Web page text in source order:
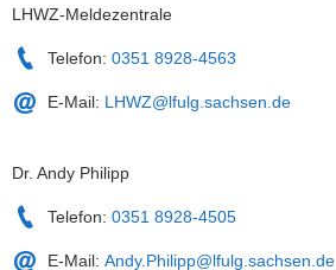
LHWZ-Meldezentrale
Telefon: 0351 8928-4563
E-Mail: LHWZ@lfulg.sachsen.de
Dr. Andy Philipp
Telefon: 0351 8928-4505
E-Mail: Andy.Philipp@lfulg.sachsen.de